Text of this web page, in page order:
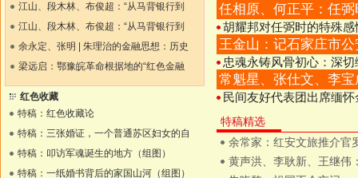
江山、段木林、布俊超：“从马背银行到
江山、段木林、布俊超：“从马背银行到
余永定、张明 | 朱理治的金融思想：历史
梁远启：鄂豫皖革命根据地的“红色金融
红色收藏
特稿：红色收藏论
特稿：三张婚证，一个普通苏区妇女的自
特稿：叩访军魂诞生的地方（组图）
特稿：一纸婚书背后的家国山河（组图）
任相原、何正平：任弼
胡耀邦对任弼时的特殊
王金山：记石家庄市
忠魂永铸风骨初心：深
常魁星、张仕文、李
民间友好代表团出席缅
特稿精选
余常家：红安文旅推介官
黄声洪、李耿新、王继